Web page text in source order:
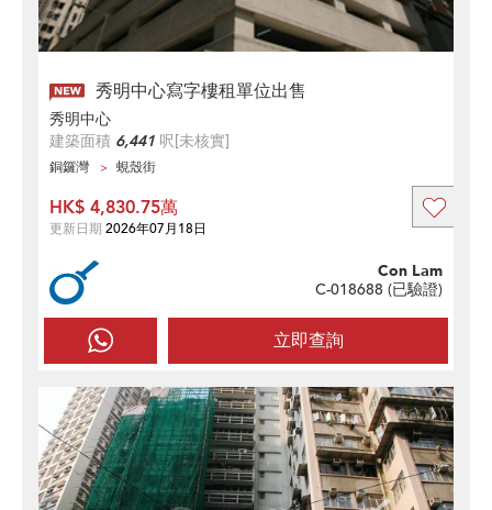
秀明中心寫字樓租單位出售
秀明中心
建築面積 6,441 呎[未核實]
銅鑼灣 蜆殼街
立即查詢
Con Lam
C-018688 (已驗證)
HK$ 4,830.75萬
更新日期 2026年07月18日